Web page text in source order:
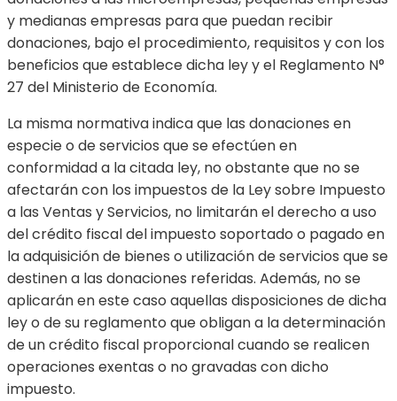
y medianas empresas para que puedan recibir
donaciones, bajo el procedimiento, requisitos y con los
beneficios que establece dicha ley y el Reglamento N°
27 del Ministerio de Economía.
La misma normativa indica que las donaciones en
especie o de servicios que se efectúen en
conformidad a la citada ley, no obstante que no se
afectarán con los impuestos de la Ley sobre Impuesto
a las Ventas y Servicios, no limitarán el derecho a uso
del crédito fiscal del impuesto soportado o pagado en
la adquisición de bienes o utilización de servicios que se
destinen a las donaciones referidas. Además, no se
aplicarán en este caso aquellas disposiciones de dicha
ley o de su reglamento que obligan a la determinación
de un crédito fiscal proporcional cuando se realicen
operaciones exentas o no gravadas con dicho
impuesto.